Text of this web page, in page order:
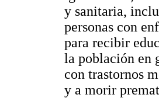
y sanitaria,
personas con
para recibir
la población en
con trastornos
y a morir